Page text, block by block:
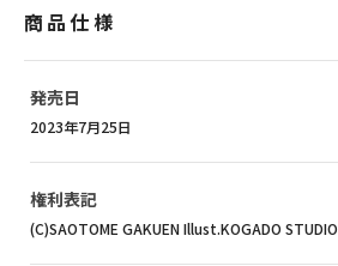
商品仕様
発売日
2023年7月25日
権利表記
(C)SAOTOME GAKUEN Illust.KOGADO STUDIO